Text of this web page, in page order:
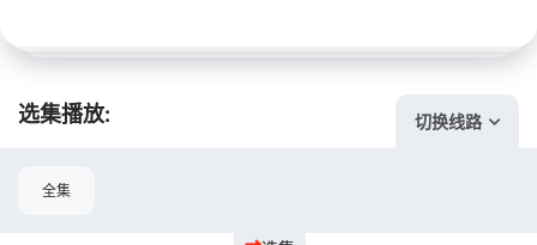
选集播放: 切换线路
全集